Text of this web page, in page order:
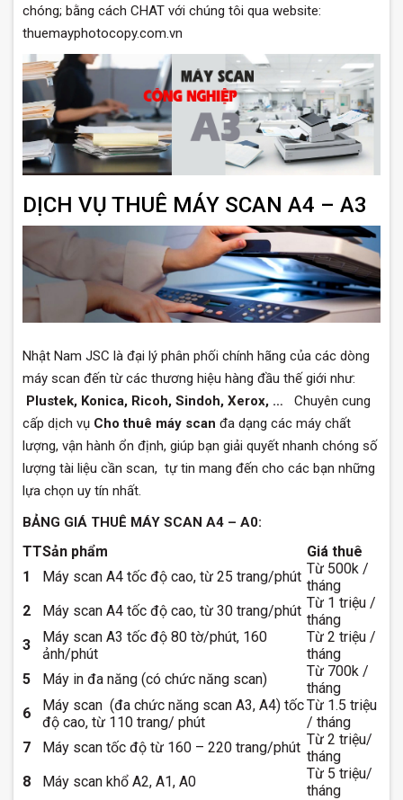
chóng; bằng cách CHAT với chúng tôi qua website:
thuemayphotocopy.com.vn
DỊCH VỤ THUÊ MÁY SCAN A4 – A3
Nhật Nam JSC là đại lý phân phối chính hãng của các dòng
máy scan đến từ các thương hiệu hàng đầu thế giới như:
Plustek, Konica, Ricoh, Sindoh, Xerox, … Chuyên cung
cấp dịch vụ Cho thuê máy scan đa dạng các máy chất
lượng, vận hành ổn định, giúp bạn giải quyết nhanh chóng số
lượng tài liệu cần scan, tự tin mang đến cho các bạn những
lựa chọn uy tín nhất.
BẢNG GIÁ THUÊ MÁY SCAN A4 – A0:
TTSản phẩm
Giá thuê
1
Máy scan A4 tốc độ cao, từ 25 trang/phút Từ 500k /
tháng
2
Máy scan A4 tốc độ cao, từ 30 trang/phút Từ 1 triệu /
tháng
3
Máy scan A3 tốc độ 80 tờ/phút, 160
ảnh/phút
Từ 2 triệu /
tháng
5
Máy in đa năng (có chức năng scan)
Từ 700k /
tháng
6
Máy scan (đa chức năng scan A3, A4) tốc
độ cao, từ 110 trang/ phút
Từ 1.5 triệu
/ tháng
7
Máy scan tốc độ từ 160 – 220 trang/phút Từ 2 triệu/
tháng
8
Máy scan khổ A2, A1, A0
Từ 5 triệu/
tháng